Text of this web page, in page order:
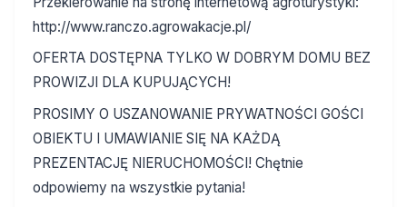
http://www.ranczo.agrowakacje.pl/
OFERTA DOSTĘPNA TYLKO W DOBRYM DOMU BEZ
PROWIZJI DLA KUPUJĄCYCH!
PROSIMY O USZANOWANIE PRYWATNOŚCI GOŚCI
OBIEKTU I UMAWIANIE SIĘ NA KAŻDĄ
PREZENTACJĘ NIERUCHOMOŚCI! Chętnie
odpowiemy na wszystkie pytania!